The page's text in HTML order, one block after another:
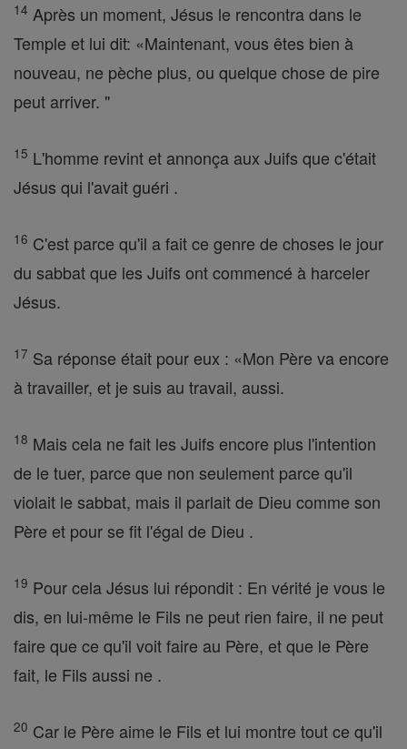
14 Après un moment, Jésus le rencontra dans le
Temple et lui dit: «Maintenant, vous êtes bien à
nouveau, ne pèche plus, ou quelque chose de pire
peut arriver. "
15 L'homme revint et annonça aux Juifs que c'était
Jésus qui l'avait guéri .
16 C'est parce qu'il a fait ce genre de choses le jour
du sabbat que les Juifs ont commencé à harceler
Jésus.
17 Sa réponse était pour eux : «Mon Père va encore
à travailler, et je suis au travail, aussi.
18 Mais cela ne fait les Juifs encore plus l'intention
de le tuer, parce que non seulement parce qu'il
violait le sabbat, mais il parlait de Dieu comme son
Père et pour se fit l'égal de Dieu .
19 Pour cela Jésus lui répondit : En vérité je vous le
dis, en lui-même le Fils ne peut rien faire, il ne peut
faire que ce qu'il voit faire au Père, et que le Père
fait, le Fils aussi ne .
20 Car le Père aime le Fils et lui montre tout ce qu'il